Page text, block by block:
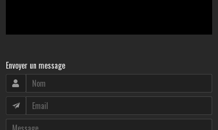
Envoyer un message